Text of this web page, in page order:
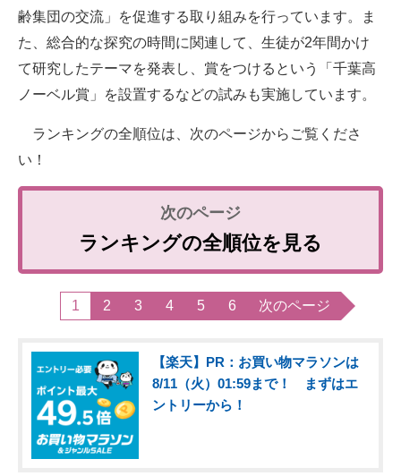
齢集団の交流」を促進する取り組みを行っています。ま
た、総合的な探究の時間に関連して、生徒が2年間かけ
て研究したテーマを発表し、賞をつけるという「千葉高
ノーベル賞」を設置するなどの試みも実施しています。
ランキングの全順位は、次のページからご覧くださ
い！
ランキングの全順位を見る
1 2 3 4 5 6 次のページ
【楽天】PR：お買い物マラソンは
8/11（火）01:59まで！ まずはエ
ントリーから！